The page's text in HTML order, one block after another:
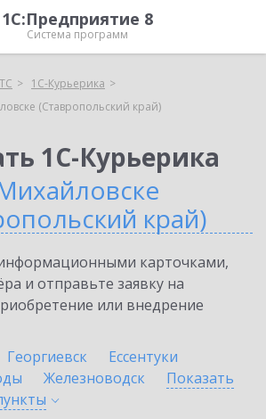
1С:Предприятие 8
Система программ
1С-Курьерика
(Ставропольский край)
1С-Курьерика
край)
карточками,
и отправьте заявку на
или внедрение
Георгиевск
Ессентуки
Железноводск
Показать